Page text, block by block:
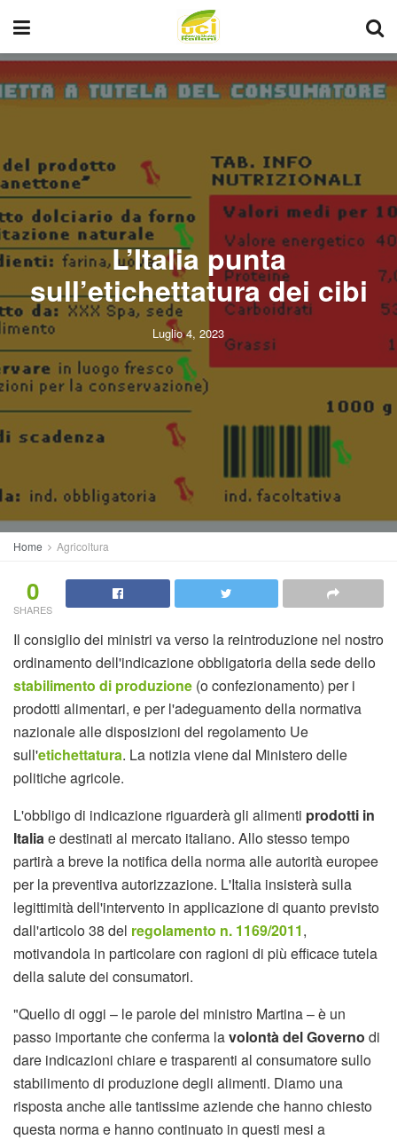
L’Italia punta
sull’etichettatura dei cibi
Luglio 4, 2023
Home Agricoltura
0
SHARES
Il consiglio dei ministri va verso la reintroduzione nel nostro
ordinamento dell'indicazione obbligatoria della sede dello
stabilimento di produzione (o confezionamento) per i
prodotti alimentari, e per l'adeguamento della normativa
nazionale alle disposizioni del regolamento Ue
sull'etichettatura. La notizia viene dal Ministero delle
politiche agricole.
L'obbligo di indicazione riguarderà gli alimenti prodotti in
Italiae destinati al mercato italiano. Allo stesso tempo
partirà a breve la notifica della norma alle autorità europee
per la preventiva autorizzazione. L'Italia insisterà sulla
legittimità dell'intervento in applicazione di quanto previsto
dall'articolo 38 del regolamento n. 1169/2011,
motivandola in particolare con ragioni di più efficace tutela
della salute dei consumatori.
"Quello di oggi – le parole del ministro Martina – è un
passo importante che conferma lavolontà del Governo di
dare indicazioni chiare e trasparenti al consumatore sullo
stabilimento di produzione degli alimenti. Diamo una
risposta anche alle tantissime aziende che hanno chiesto
questa norma e hanno continuato in questi mesi a